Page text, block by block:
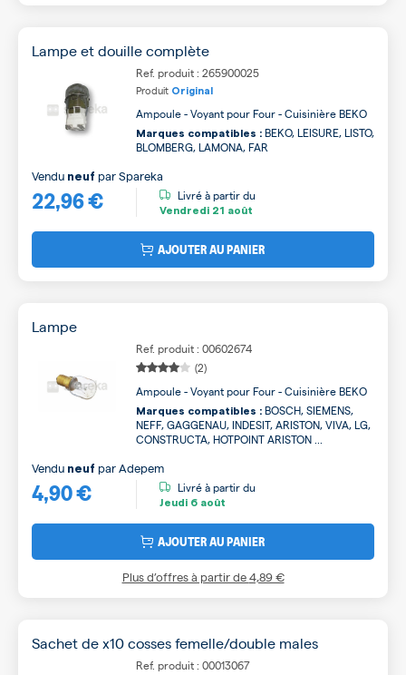
Lampe et douille complète
Ref. produit : 265900025
Produit Original
Ampoule - Voyant pour Four - Cuisinière BEKO
Marques compatibles : BEKO, LEISURE, LISTO,
BLOMBERG, LAMONA, FAR
22,96 €
Vendu neuf parSpareka
Livré à partir du
Vendredi 21 août
AJOUTER AU PANIER
Lampe
Ref. produit : 00602674
(2)
Ampoule - Voyant pour Four - Cuisinière BEKO
Marques compatibles : BOSCH, SIEMENS,
NEFF, GAGGENAU, INDESIT, ARISTON, VIVA, LG,
CONSTRUCTA, HOTPOINT ARISTON ...
4,90 €
Vendu neuf parAdepem
Livré à partir du
Jeudi 6 août
AJOUTER AU PANIER
Plus d’offres à partir de4,89 €
Sachet de x10 cosses femelle/double males
Ref. produit : 00013067